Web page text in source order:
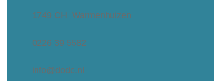
1749 CH Warmenhuizen
0226 39 5582
info@dodo.nl